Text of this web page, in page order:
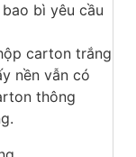
bì yêu cầu
carton trắng
nền vẫn có
thông